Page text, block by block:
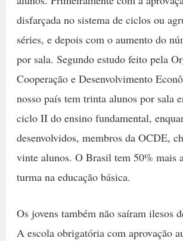
disfarçada no sistema de ciclos ou
séries, e depois com o aumento do
por sala. Segundo estudo feito pela
Cooperação e Desenvolvimento
nosso país tem trinta alunos por sala
ciclo II do ensino fundamental,
desenvolvidos, membros da OCDE,
vinte alunos. O Brasil tem 50% mais
turma na educação básica.
Os jovens também não saíram ilesos
A escola obrigatória com aprovação